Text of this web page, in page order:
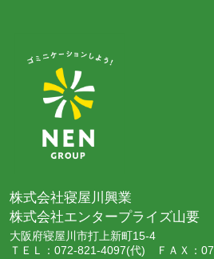
株式会社寝屋川興業
株式会社エンタープライズ山要
大阪府寝屋川市打上新町15-4
ＴＥＬ：072-821-4097(代) ＦＡＸ：